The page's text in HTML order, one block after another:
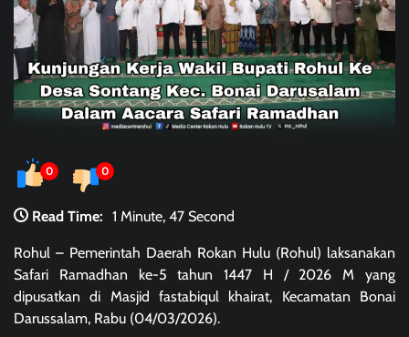
0 0
Read Time: 1 Minute, 47 Second
Rohul – Pemerintah Daerah Rokan Hulu (Rohul) laksanakan
Safari Ramadhan ke-5 tahun 1447 H / 2026 M yang
dipusatkan di Masjid fastabiqul khairat, Kecamatan Bonai
Darussalam, Rabu (04/03/2026).